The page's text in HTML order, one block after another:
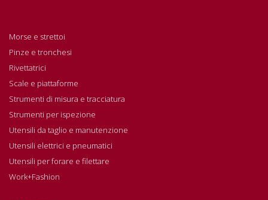
Morse e strettoi
Pinze e tronchesi
Rivettatrici
Scale e piattaforme
Strumenti di misura e tracciatura
Strumenti per ispezione
Utensili da taglio e manutenzione
Utensili elettrici e pneumatici
Utensili per forare e filettare
Work+Fashion